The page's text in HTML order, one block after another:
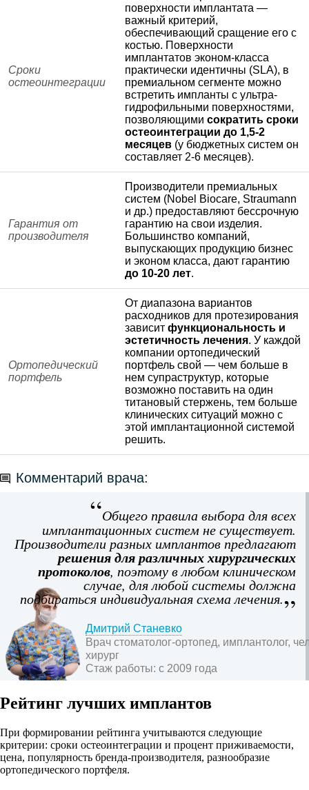
Сроки
остеоинтеграции
поверхности имплантата —
важный критерий,
обеспечивающий сращение его с
костью. Поверхности
имплантатов эконом-класса
практически идентичны (SLA), в
премиальном сегменте можно
встретить импланты с ультра-
гидрофильными поверхностями,
позволяющими сократить сроки
остеоинтеграции до 1,5-2
месяцев (у бюджетных систем он
составляет 2-6 месяцев).
Гарантия от
производителя
Производители премиальных
систем (Nobel Biocare, Straumann
и др.) предоставляют бессрочную
гарантию на свои изделия.
Большинство компаний,
выпускающих продукцию бизнес
и эконом класса, дают гарантию
до 10-20 лет.
Ортопедический
портфель
От диапазона вариантов
расходников для протезирования
зависит функциональность и
эстетичность лечения. У каждой
компании ортопедический
портфель свой — чем больше в
нем супраструктур, которые
возможно поставить на один
титановый стержень, тем больше
клинических ситуаций можно с
этой имплантационной системой
решить.
Комментарий врача:
Общего правила выбора для всех
имплантационных систем не существует.
Производители разных имплантов предлагают
решения для различных хирургических
протоколов, поэтому в любом клиническом
случае, для любой системы должна
подбираться индивидуальная схема лечения.
Дмитрий Станевко
Врач стоматолог-ортопед, имплантолог,
хирург
Стаж работы: с 2009 года
Рейтинг лучших имплантов
При формировании рейтинга учитываются следующие
критерии: сроки остеоинтеграции и процент приживаемости,
цена, популярность бренда-производителя, разнообразие
ортопедического портфеля.